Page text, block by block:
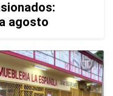
agosto